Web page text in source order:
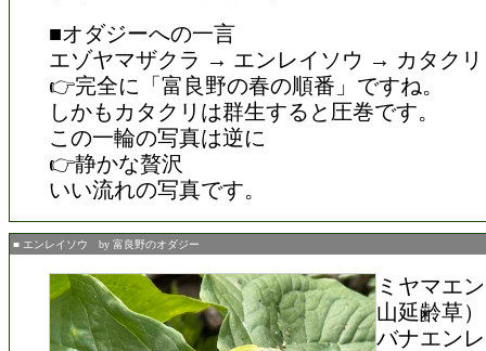
■オダジーへの一言
エゾヤマザクラ → エンレイソウ → カタクリ
👉完全に「富良野の春の順番」ですね。
しかもカタクリは群生すると圧巻です。
この一輪の写真は逆に
👉静かな贅沢
いい流れの写真です。
■ エンレイソウ by 富良野のオダジー
ミヤマエ
山延齢草
バナエン